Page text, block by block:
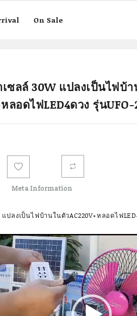
On Sale
เซลล์ 30W แปลงเป็นไฟบ้
ลอดไฟLED4ดวง รุ่น
Meta Information
ปลงเป็นไฟบ้านในตัวAC220V+หลอดไฟ